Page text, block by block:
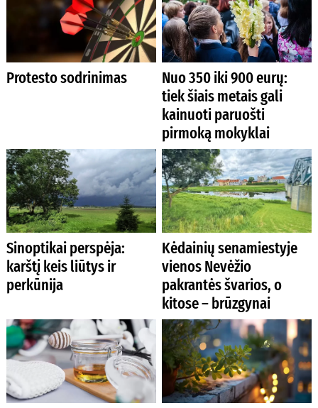
Protesto sodrinimas
Nuo 350 iki 900 eurų:
tiek šiais metais gali
kainuoti paruošti
pirmoką mokyklai
Sinoptikai perspėja:
karštį keis liūtys ir
perkūnija
Kėdainių senamiestyje
vienos Nevėžio
pakrantės švarios, o
kitose – brūzgynai